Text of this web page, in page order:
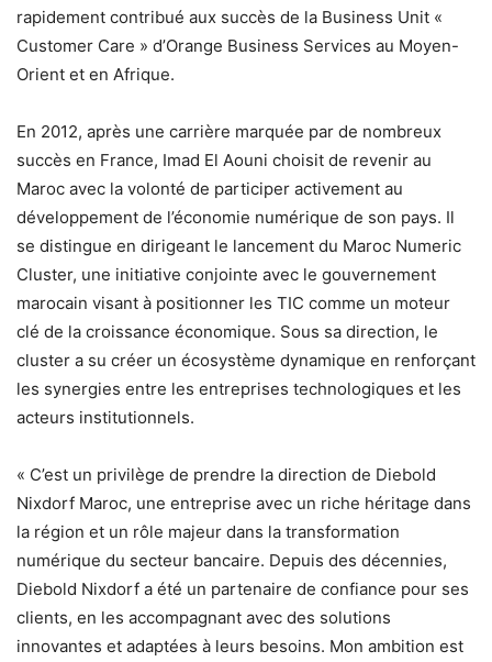
rapidement contribué aux succès de la Business Unit «
Customer Care » d’Orange Business Services au Moyen-
Orient et en Afrique.
En 2012, après une carrière marquée par de nombreux
succès en France, Imad El Aouni choisit de revenir au
Maroc avec la volonté de participer activement au
développement de l’économie numérique de son pays. Il
se distingue en dirigeant le lancement du Maroc Numeric
Cluster, une initiative conjointe avec le gouvernement
marocain visant à positionner les TIC comme un moteur
clé de la croissance économique. Sous sa direction, le
cluster a su créer un écosystème dynamique en renforçant
les synergies entre les entreprises technologiques et les
acteurs institutionnels.
« C’est un privilège de prendre la direction de Diebold
Nixdorf Maroc, une entreprise avec un riche héritage dans
la région et un rôle majeur dans la transformation
numérique du secteur bancaire. Depuis des décennies,
Diebold Nixdorf a été un partenaire de confiance pour ses
clients, en les accompagnant avec des solutions
innovantes et adaptées à leurs besoins. Mon ambition est